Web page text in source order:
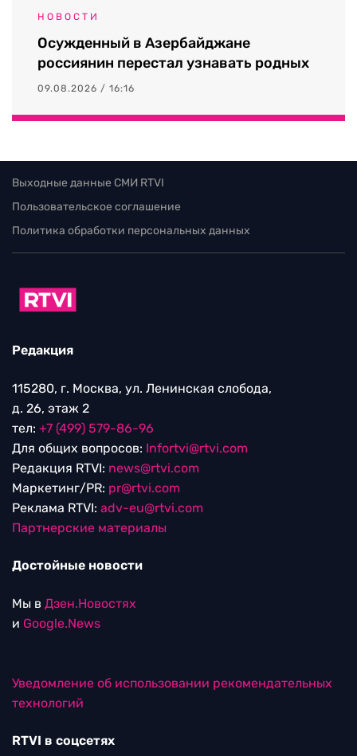
НОВОСТИ
Осужденный в Азербайджане
россиянин перестал узнавать родных
09.08.2026 / 16:16
Выходные данные СМИ RTVI
Пользовательское соглашение
Политика обработки персональных данных
Редакция
115280, г. Москва, ул. Ленинская слобода,
д. 26, этаж 2
тел: +7 (499) 579-86-96
Для общих вопросов: Infortvi@rtvi.com
Редакция RTVI: news@rtvi.com
Маркетинг/PR: pr@rtvi.com
Реклама RTVI: adv-eu@rtvi.com
Партнерские материалы
Достойные новости
Мы в Дзен.Новостях
и Google.News
Уведомление об использовании рекомендательных
технологий
RTVI в соцсетях